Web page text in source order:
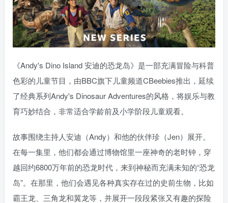
《Andy's Dino Island 安迪的恐龙岛》是一部充满冒险与科普
色彩的儿童节目，由BBC旗下儿童频道CBeebies推出，延续
了经典系列Andy's Dinosaur Adventures的风格，将娱乐与教
育巧妙结合，非常适合学龄前及小学阶段儿童观看。
故事围绕主持人安迪（Andy）和他的伙伴珍（Jen）展开。
在每一集里，他们都会通过博物馆里一座神奇的老时钟，穿
越回约6800万年前的恐龙时代，来到神秘而充满未知的“恐龙
岛”。在那里，他们会遇见各种真实存在过的史前生物，比如
霸王龙、三角龙和翼龙等，并展开一段段紧张又有趣的探险